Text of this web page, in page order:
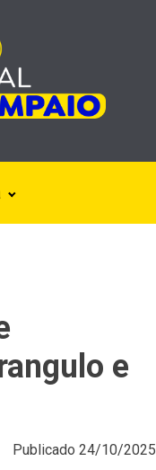
e
Publicado 24/10/2025